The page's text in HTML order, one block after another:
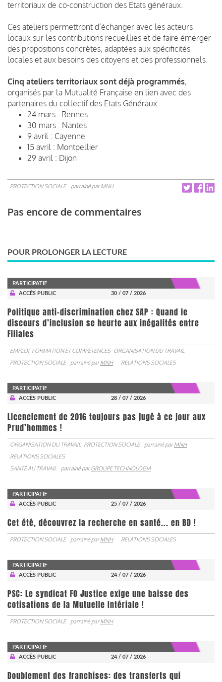
territoriaux de co-construction des Etats généraux.
Ces ateliers permettront d’échanger avec les acteurs
locaux sur les contributions recueillies et de faire émerger
des propositions concrètes, adaptées aux spécificités
locales et aux besoins des citoyens et des professionnels.
Cinq ateliers territoriaux sont déjà programmés,
organisés par la Mutualité Française en lien avec des
partenaires du collectif des Etats Généraux :
24 mars : Rennes
30 mars : Nantes
9 avril : Cayenne
15 avril : Montpellier
29 avril : Dijon
PROTECTION SOCIALE parrainé parMNH
Pas encore de commentaires
POUR PROLONGER LA LECTURE
PARTICIPATIF
ACCÈS PUBLIC
30 / 07 / 2026
Politique anti-discrimination chez SAP : Quand le
discours d’inclusion se heurte aux inégalités entre
Filiales
EMPLOI, FORMATION ET COMPÉTENCES ORGANISATION DU TRAVAIL
PROTECTION SOCIALE
parrainé parMNH RELATIONS SOCIALES
PARTICIPATIF
ACCÈS PUBLIC
28 / 07 / 2026
Licenciement de 2016 toujours pas jugé à ce jour aux
Prud’hommes !
ORGANISATION DU TRAVAIL PROTECTION SOCIALE parrainé parMNH
RELATIONS SOCIALES
SANTÉ AU TRAVAIL
parrainé parGROUPE TECHNOLOGIA
PARTICIPATIF
ACCÈS PUBLIC
25 / 07 / 2026
Cet été, découvrez la recherche en santé... en BD !
PROTECTION SOCIALE parrainé parMNH RELATIONS SOCIALES
PARTICIPATIF
ACCÈS PUBLIC
24 / 07 / 2026
PSC: Le syndicat FO Justice exige une baisse des
cotisations de la Mutuelle Intériale !
PROTECTION SOCIALE parrainé parMNH
PARTICIPATIF
ACCÈS PUBLIC
24 / 07 / 2026
Doublement des franchises: des transferts qui